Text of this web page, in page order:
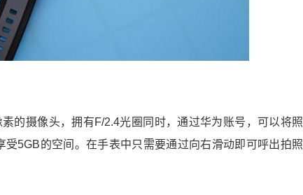
的摄像头，拥有F/2.4光圈同时，通过华为账号，可以将照
受5GB的空间。在手表中只需要通过向右滑动即可呼出拍照